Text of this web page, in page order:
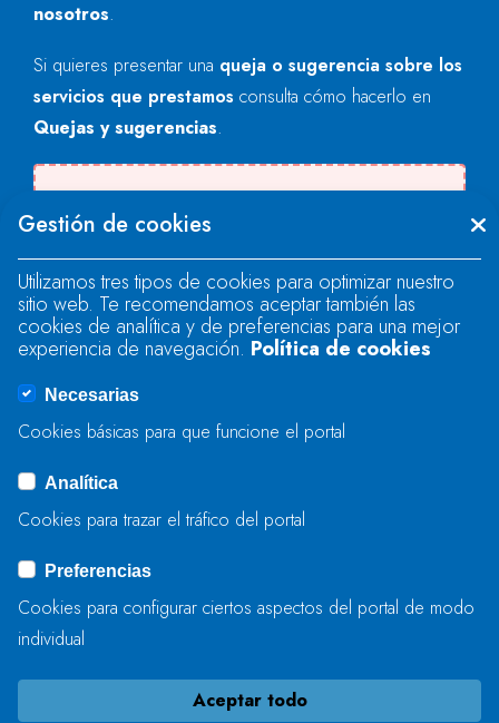
nosotros.
Si quieres presentar una queja o sugerencia sobre los
servicios que prestamos consulta cómo hacerlo en
Quejas y sugerencias.
"text".
Se produjo un error al cargar el campo
"text".
Se produjo un error al cargar el campo
ENVIAR
Gestión de cookies
Utilizamos tres tipos de cookies para optimizar nuestro
sitio web. Te recomendamos aceptar también las
cookies de analítica y de preferencias para una mejor
experiencia de navegación. Política de cookies
Necesarias
Cookies básicas para que funcione el portal
Analítica
Cookies para trazar el tráfico del portal
Preferencias
Cookies para configurar ciertos aspectos del portal de modo
individual
Aceptar todo